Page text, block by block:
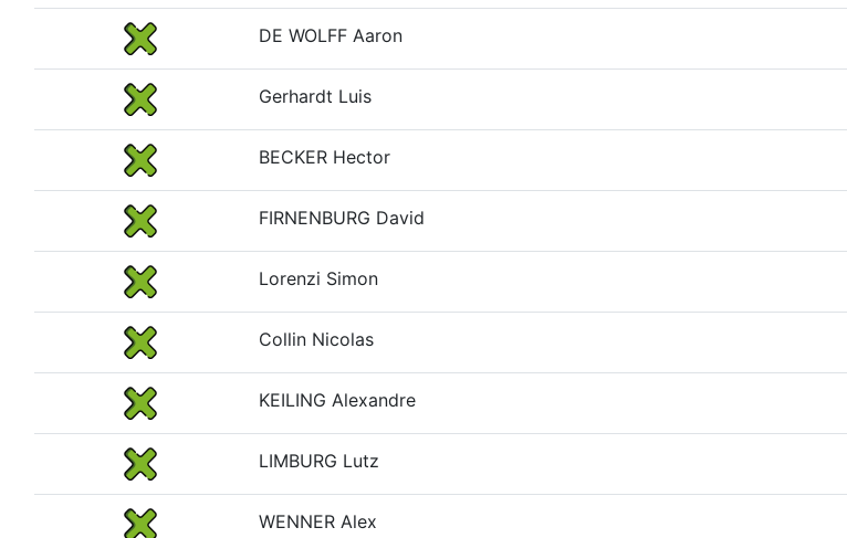
DE WOLFF Aaron
Gerhardt Luis
BECKER Hector
FIRNENBURG David
Lorenzi Simon
Collin Nicolas
KEILING Alexandre
LIMBURG Lutz
WENNER Alex